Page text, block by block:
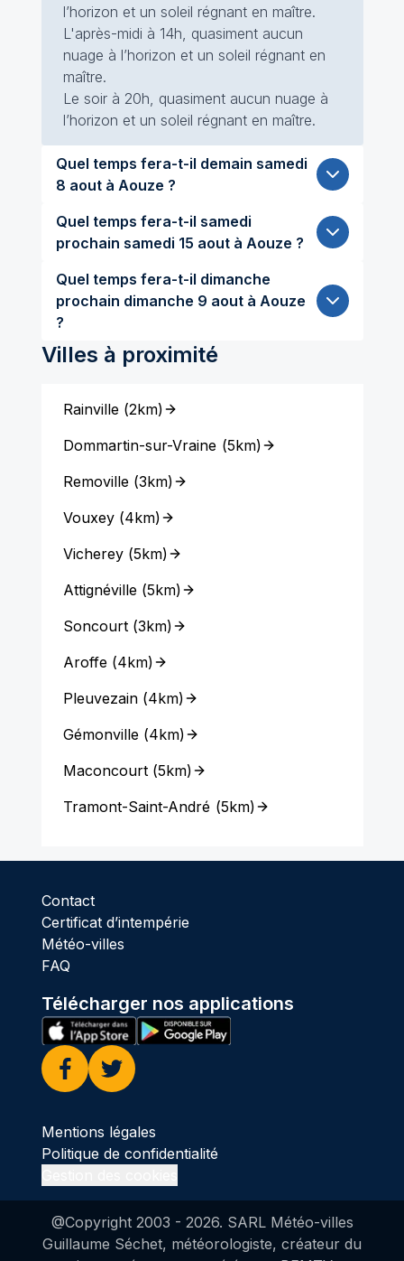
l’horizon et un soleil régnant en maître.
L'après-midi à 14h, quasiment aucun
nuage à l’horizon et un soleil régnant en
maître.
Le soir à 20h, quasiment aucun nuage à
l’horizon et un soleil régnant en maître.
Quel temps fera-t-il demain samedi
8 aout à Aouze ?
Quel temps fera-t-il samedi
prochain samedi 15 aout à Aouze ?
Quel temps fera-t-il dimanche
prochain dimanche 9 aout à Aouze
?
Villes à proximité
Rainville(2km)
Dommartin-sur-Vraine (5km)
Removille(3km)
Vouxey(4km)
Vicherey(5km)
Attignéville(5km)
Soncourt(3km)
Aroffe(4km)
Pleuvezain(4km)
Gémonville(4km)
Maconcourt(5km)
Tramont-Saint-André (5km)
Contact
Certificat d’intempérie
Météo-villes
FAQ
Télécharger nos applications
Facebook
Twitter
Mentions légales
Politique de confidentialité
@Copyright 2003 - 2026. SARL Météo-villes
Guillaume Séchet, météorologiste, créateur du